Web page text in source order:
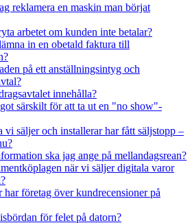
reklamera en maskin man börjat
arbetet om kunden inte betalar?
in en obetald faktura till
på ett anställningsintyg och
innehålla?
särskilt för att ta ut en "no show"-
vi säljer och installerar har fått säljstopp –
ska jag ange på mellandagsrean?
när vi säljer digitala varor
har företag över kundrecensioner på
för felet på datorn?